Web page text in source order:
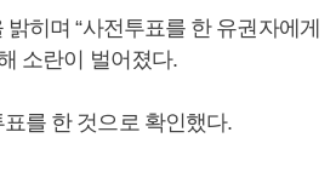
히며 “사전투표를 한 유권자에게
소란이 벌어졌다.
를 한 것으로 확인했다.